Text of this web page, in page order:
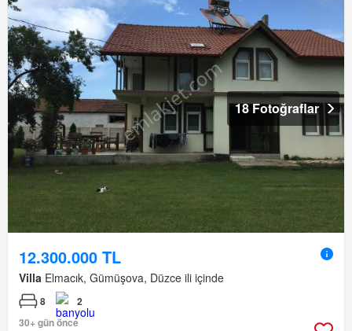
18 Fotoğraflar
12.300.000 TL
Villa Elmacık, Gümüşova, Düzce ili içinde
8
2
30+ gün önce